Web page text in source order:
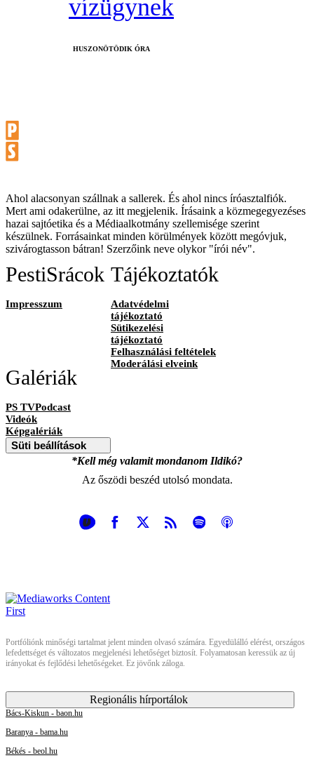
vízügynek
HUSZONÖTÖDIK ÓRA
Ahol alacsonyan szállnak a sallerek. És ahol nincs íróasztalfiók.
Mert ami odakerülne, az itt megjelenik. Írásaink a közmegegyezéses
hazai sajtóetika és a Médiaalkotmány szellemisége szerint
készülnek. Forrásainkat minden körülmények között megóvjuk,
szivárogtasson bátran! Szerzőink neve olykor "írói név".
PestiSrácok
Impresszum
Tájékoztatók
Adatvédelmi
tájékoztató
Sütikezelési
tájékoztató
Felhasználási feltételek
Moderálási elveink
Galériák
PS TVPodcast
Videók
Képgalériák
Süti beállítások
*Kell még valamit mondanom Ildikó?
Az őszödi beszéd utolsó mondata.
Portfóliónk minőségi tartalmat jelent minden olvasó számára. Egyedülálló elérést, országos
lefedettséget és változatos megjelenési lehetőséget biztosít. Folyamatosan keressük az új
irányokat és fejlődési lehetőségeket. Ez jövőnk záloga.
Regionális hírportálok
Bács-Kiskun - baon.hu
Baranya - bama.hu
Békés - beol.hu